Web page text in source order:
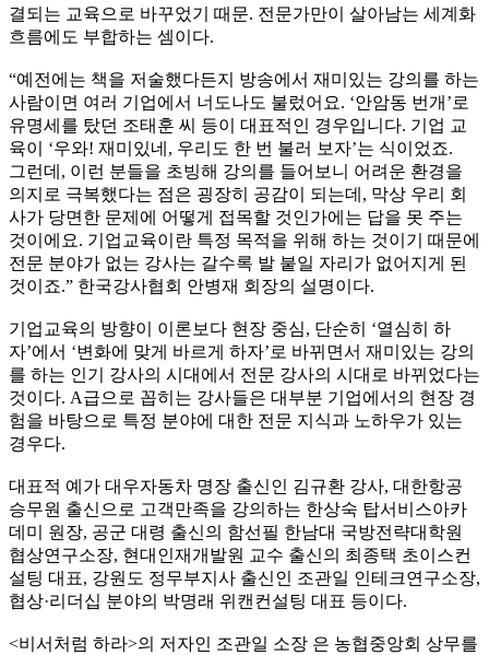
결되는 교육으로 바꾸었기 때문. 전문가만이 살아남는 세계화
흐름에도 부합하는 셈이다.
“예전에는 책을 저술했다든지 방송에서 재미있는 강의를 하는
사람이면 여러 기업에서 너도나도 불렀어요. ‘안암동 번개’로
유명세를 탔던 조태훈 씨 등이 대표적인 경우입니다. 기업 교
육이 ‘우와! 재미있네, 우리도 한 번 불러 보자’는 식이었죠.
그런데, 이런 분들을 초빙해 강의를 들어보니 어려운 환경을
의지로 극복했다는 점은 굉장히 공감이 되는데, 막상 우리 회
사가 당면한 문제에 어떻게 접목할 것인가에는 답을 못 주는
것이에요. 기업교육이란 특정 목적을 위해 하는 것이기 때문에
전문 분야가 없는 강사는 갈수록 발 붙일 자리가 없어지게 된
것이죠.” 한국강사협회 안병재 회장의 설명이다.
기업교육의 방향이 이론보다 현장 중심, 단순히 ‘열심히 하
자’에서 ‘변화에 맞게 바르게 하자’로 바뀌면서 재미있는 강의
를 하는 인기 강사의 시대에서 전문 강사의 시대로 바뀌었다는
것이다. A급으로 꼽히는 강사들은 대부분 기업에서의 현장 경
험을 바탕으로 특정 분야에 대한 전문 지식과 노하우가 있는
경우다.
대표적 예가 대우자동차 명장 출신인 김규환 강사, 대한항공
승무원 출신으로 고객만족을 강의하는 한상숙 탑서비스아카
데미 원장, 공군 대령 출신의 함선필 한남대 국방전략대학원
협상연구소장, 현대인재개발원 교수 출신의 최종택 초이스컨
설팅 대표, 강원도 정무부지사 출신인 조관일 인테크연구소장,
협상·리더십 분야의 박명래 위캔컨설팅 대표 등이다.
<비서처럼 하라>의 저자인 조관일 소장 은 농협중앙회 상무를